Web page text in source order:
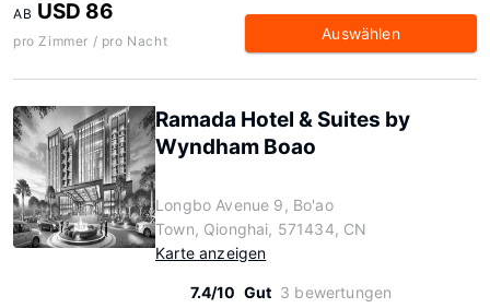
AB USD 86
pro Zimmer / pro Nacht Auswählen
Ramada Hotel & Suites by
Wyndham Boao
Longbo Avenue 9, Bo'ao
Town, Qionghai, 571434, CN
Karte anzeigen
7.4/10 Gut 3 bewertungen